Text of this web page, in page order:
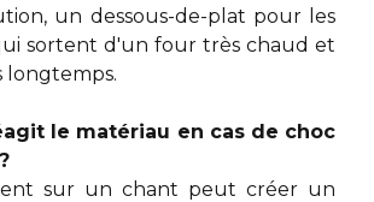
un dessous-de-plat pour les
sortent d'un four très chaud et
longtemps.
le matériau en cas de choc
sur un chant peut créer un